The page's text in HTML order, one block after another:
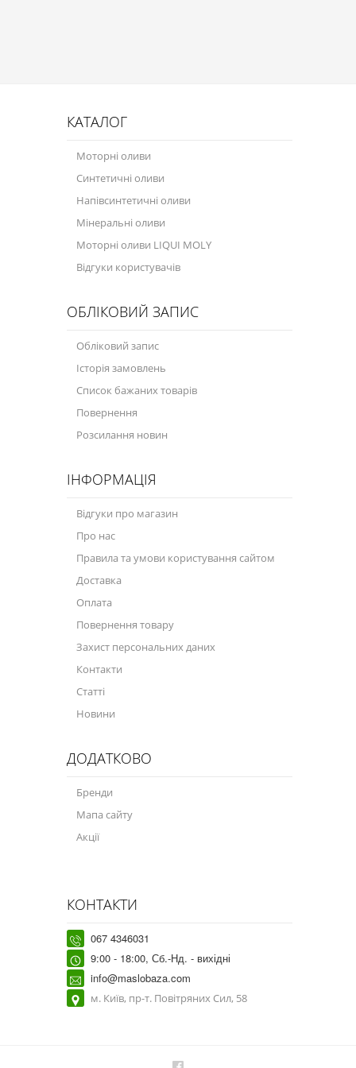
Сервісні продукти
Обладнання
Догляд за кондиціонером
Клеї і герметики
Мастила
Спеціальні програми
Велосипедна програма
Моторна олива для мотоцикла
Оливи для моторів човнів
Продукція для саду
Промислова програма
Зимова програма
КАТАЛОГ
Моторні оливи
Синтетичні оливи
Напівсинтетичні оливи
Мінеральні оливи
Моторні оливи LIQUI MOLY
Відгуки користувачів
ОБЛІКОВИЙ ЗАПИС
Обліковий запис
Історія замовлень
Список бажаних товарів
Повернення
Розсилання новин
ІНФОРМАЦІЯ
Відгуки про магазин
Про нас
Правила та умови користування сайтом
Доставка
Оплата
Повернення товару
Захист персональних даних
Контакти
Статті
Новини
ДОДАТКОВО
Бренди
Мапа сайту
Акції
КОНТАКТИ
067 4346031
9:00 - 18:00, Сб.-Нд. - вихідні
info@maslobaza.com
м. Київ, пр-т. Повітряних Сил, 58